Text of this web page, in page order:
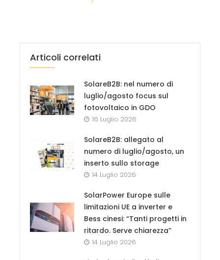
Articoli correlati
SolareB2B: nel numero di
luglio/agosto focus sul
fotovoltaico in GDO
16 Luglio 2026
SolareB2B: allegato al
numero di luglio/agosto, un
inserto sullo storage
14 Luglio 2026
SolarPower Europe sulle
limitazioni UE a inverter e
Bess cinesi: “Tanti progetti in
ritardo. Serve chiarezza”
14 Luglio 2026